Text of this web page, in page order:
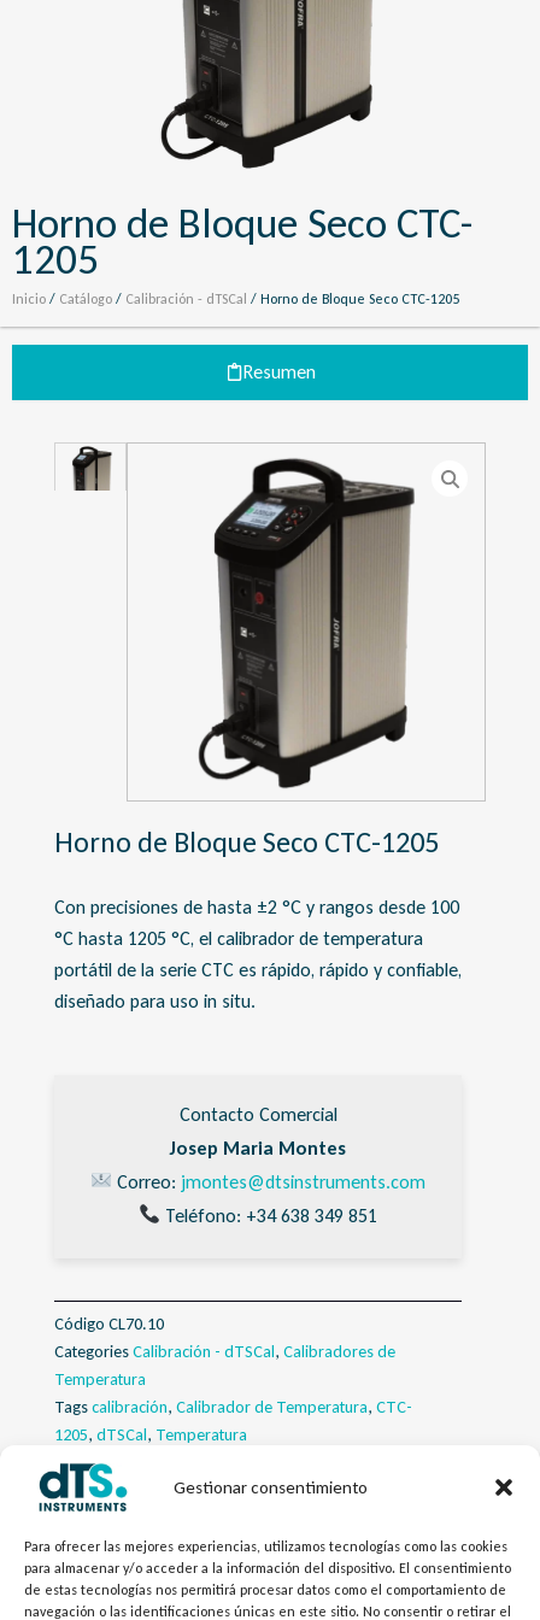
Gestionar consentimiento
Para ofrecer las mejores experiencias, utilizamos tecnologías como las cookies
para almacenar y/o acceder a la información del dispositivo. El consentimiento
de estas tecnologías nos permitirá procesar datos como el comportamiento de
navegación o las identificaciones únicas en este sitio. No consentir o retirar el
Horno de Bloque Seco CTC-
1205
Inicio / Catálogo / Calibración - dTSCal / Horno de Bloque Seco CTC-1205
Resumen
Descargas
Horno de Bloque Seco CTC-1205
Con precisiones de hasta ±2 °C y rangos desde 100
°C hasta 1205 °C, el calibrador de temperatura
portátil de la serie CTC es rápido, rápido y confiable,
diseñado para uso in situ.
Contacto Comercial
Josep Maria Montes
Correo: jmontes@dtsinstruments.com
Teléfono: +34 638 349 851
Código CL70.10
CategoriesCalibración - dTSCal, Calibradores de
Temperatura
Tagscalibración, Calibrador de Temperatura, CTC-
1205, dTSCal, Temperatura